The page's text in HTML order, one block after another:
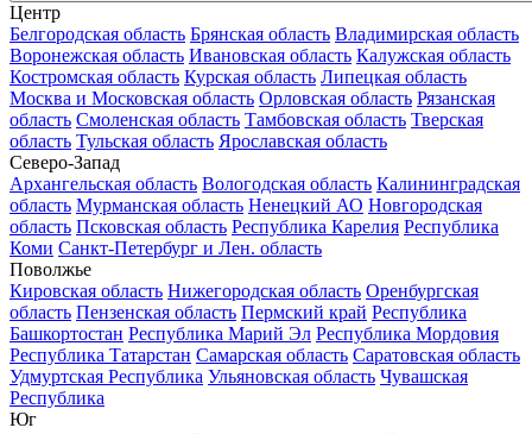
Центр
Белгородская область Брянская область Владимирская область
Воронежская область Ивановская область Калужская область
Костромская область Курская область Липецкая область
Москва и Московская область Орловская область Рязанская
область Смоленская область Тамбовская область Тверская
область Тульская область Ярославская область
Северо-Запад
Архангельская область Вологодская область Калининградская
область Мурманская область Ненецкий АО Новгородская
область Псковская область Республика Карелия Республика
Коми Санкт-Петербург и Лен. область
Поволжье
Кировская область Нижегородская область Оренбургская
область Пензенская область Пермский край Республика
Башкортостан Республика Марий Эл Республика Мордовия
Республика Татарстан Самарская область Саратовская область
Удмуртская Республика Ульяновская область Чувашская
Республика
Юг